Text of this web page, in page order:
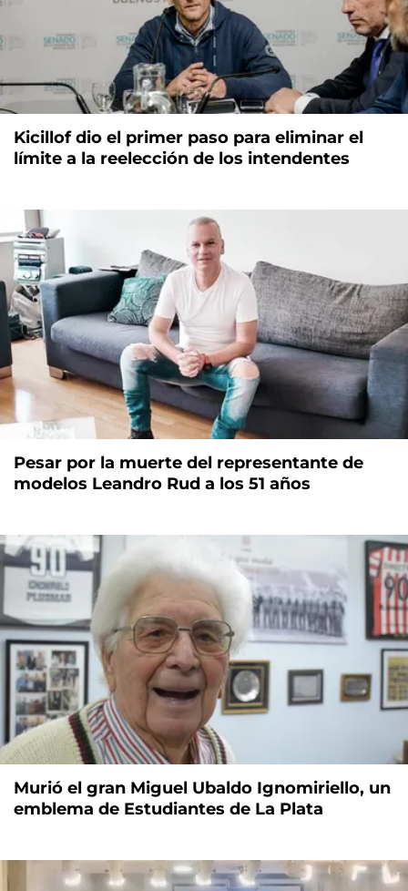
Kicillof dio el primer paso para eliminar el
límite a la reelección de los intendentes
Pesar por la muerte del representante de
modelos Leandro Rud a los 51 años
Murió el gran Miguel Ubaldo Ignomiriello, un
emblema de Estudiantes de La Plata